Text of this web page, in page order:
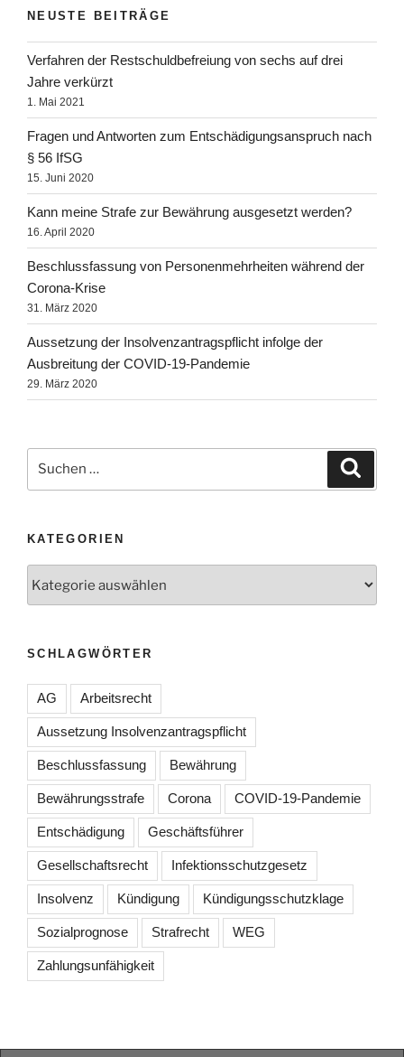
NEUSTE BEITRÄGE
Verfahren der Rest­schuld­befreiung von sechs auf drei
Jahre verkürzt
1. Mai 2021
Fragen und Antworten zum Entschädigungsanspruch nach
§ 56 IfSG
15. Juni 2020
Kann meine Strafe zur Bewährung ausgesetzt werden?
16. April 2020
Beschlussfassung von Personenmehrheiten während der
Corona-Krise
31. März 2020
Aussetzung der Insolvenzantragspflicht infolge der
Ausbreitung der COVID-19-Pandemie
29. März 2020
KATEGORIEN
SCHLAGWÖRTER
AG Arbeitsrecht
Aussetzung Insolvenzantragspflicht
Beschlussfassung Bewährung
Bewährungsstrafe Corona COVID-19-Pandemie
Entschädigung Geschäftsführer
Gesellschaftsrecht Infektionsschutzgesetz
Insolvenz Kündigung Kündigungsschutzklage
Sozialprognose Strafrecht WEG
Zahlungsunfähigkeit